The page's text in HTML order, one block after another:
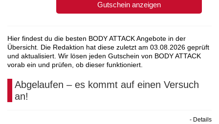
Gutschein anzeigen
Hier findest du die besten BODY ATTACK Angebote in der
Übersicht. Die Redaktion hat diese zuletzt am 03.08.2026 geprüft
und aktualisiert. Wir lösen jeden Gutschein von BODY ATTACK
vorab ein und prüfen, ob dieser funktioniert.
Abgelaufen – es kommt auf einen Versuch
an!
- Details